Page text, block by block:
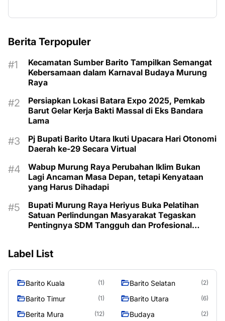
Berita Terpopuler
Kecamatan Sumber Barito Tampilkan Semangat
Kebersamaan dalam Karnaval Budaya Murung
Raya
Persiapkan Lokasi Batara Expo 2025, Pemkab
Barut Gelar Kerja Bakti Massal di Eks Bandara
Lama
Pj Bupati Barito Utara Ikuti Upacara Hari Otonomi
Daerah ke-29 Secara Virtual
Wabup Murung Raya Perubahan Iklim Bukan
Lagi Ancaman Masa Depan, tetapi Kenyataan
yang Harus Dihadapi
Bupati Murung Raya Heriyus Buka Pelatihan
Satuan Perlindungan Masyarakat Tegaskan
Pentingnya SDM Tangguh dan Profesional
Label List
Barito Kuala (1) Barito Selatan (2)
Barito Timur (1) Barito Utara (6)
Berita Mura (12) Budaya (2)